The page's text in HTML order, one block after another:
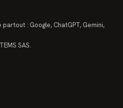
: Google, ChatGPT, Gemini,
SAS.